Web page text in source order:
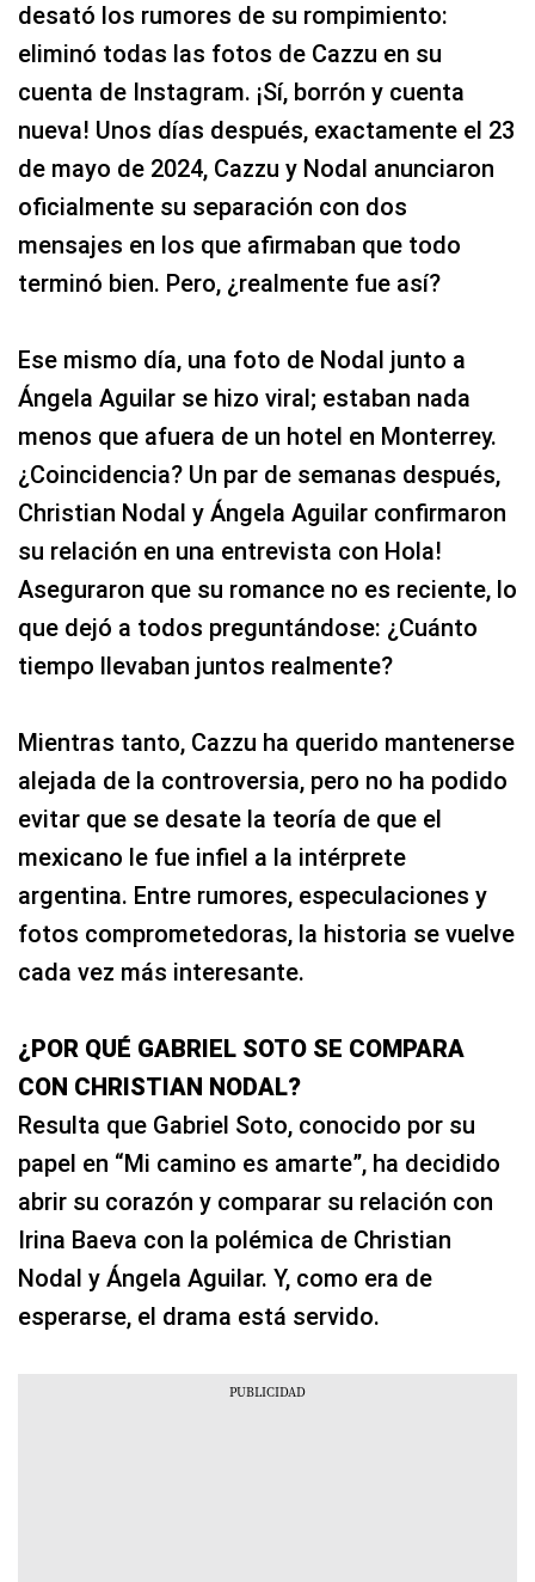
desató los rumores de su rompimiento:
eliminó todas las fotos de Cazzu en su
cuenta de Instagram. ¡Sí, borrón y cuenta
nueva! Unos días después, exactamente el 23
de mayo de 2024, Cazzu y Nodal anunciaron
oficialmente su separación con dos
mensajes en los que afirmaban que todo
terminó bien. Pero, ¿realmente fue así?
Ese mismo día, una foto de Nodal junto a
Ángela Aguilar se hizo viral; estaban nada
menos que afuera de un hotel en Monterrey.
¿Coincidencia? Un par de semanas después,
Christian Nodal y Ángela Aguilar confirmaron
su relación en una entrevista con Hola!
Aseguraron que su romance no es reciente, lo
que dejó a todos preguntándose: ¿Cuánto
tiempo llevaban juntos realmente?
Mientras tanto, Cazzu ha querido mantenerse
alejada de la controversia, pero no ha podido
evitar que se desate la teoría de que el
mexicano le fue infiel a la intérprete
argentina. Entre rumores, especulaciones y
fotos comprometedoras, la historia se vuelve
cada vez más interesante.
¿POR QUÉ GABRIEL SOTO SE COMPARA
CON CHRISTIAN NODAL?
Resulta que Gabriel Soto, conocido por su
papel en “Mi camino es amarte”, ha decidido
abrir su corazón y comparar su relación con
Irina Baeva con la polémica de Christian
Nodal y Ángela Aguilar. Y, como era de
esperarse, el drama está servido.